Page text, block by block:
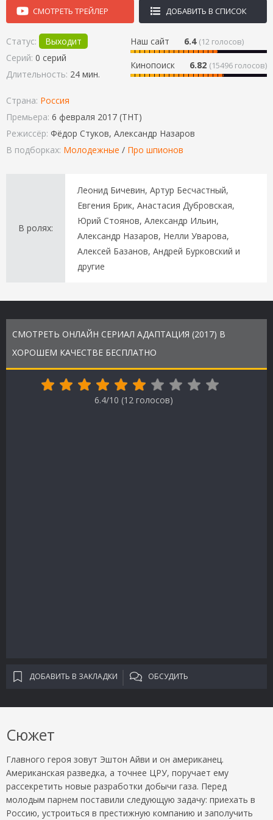
СМОТРЕТЬ ТРЕЙЛЕР ДОБАВИТЬ В СПИСОК
Наш сайт 6.4 (12 голосов)
Кинопоиск 6.82 (15496 голосов)
Статус:
Выходит
Серий: 0 серий
Длительность: 24 мин.
Страна: Россия
Премьера: 6 февраля 2017 (ТНТ)
Режиссёр: Фёдор Стуков, Александр Назаров
В подборках: Молодежные / Про шпионов
В ролях:
Леонид Бичевин, Артур Бесчастный,
Евгения Брик, Анастасия Дубровская,
Юрий Стоянов, Александр Ильин,
Александр Назаров, Нелли Уварова,
Алексей Базанов, Андрей Бурковский и
другие
СМОТРЕТЬ ОНЛАЙН СЕРИАЛ АДАПТАЦИЯ (2017) В
ХОРОШЕМ КАЧЕСТВЕ БЕСПЛАТНО
6.4/10 (12 голосов)
ДОБАВИТЬ В ЗАКЛАДКИ ОБСУДИТЬ
Сюжет
Главного героя зовут Эштон Айви и он американец.
Американская разведка, а точнее ЦРУ, поручает ему
рассекретить новые разработки добычи газа. Перед
молодым парнем поставили следующую задачу: приехать в
Россию, устроиться в престижную компанию и заполучить